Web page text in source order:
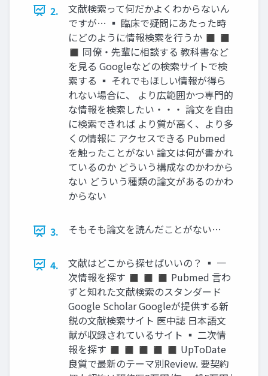
2.
文献検索って何だかよくわからないん
ですが… ▪ 臨床で疑問にあたった時
にどのように情報検索を行うか ◼ ◼
◼ 同僚・先輩に相談する 教科書など
を見る Googleなどの検索サイトで検
索する ▪ それでもほしい情報が得ら
れない場合に、 より広範囲かつ専門的
な情報を検索したい・・・ 論文を自由
に検索できれば より質が高く、より多
くの情報に アクセスできる Pubmed
を触ったことがない 論文は何が書かれ
ているのか どういう構成なのかわから
ない どういう種類の論文があるのかわ
からない
3. そもそも論文を読んだことがない…
4.
文献はどこから探せばいいの？ ▪ 一
次情報を探す ◼ ◼ ◼ Pubmed 言わ
ずと知れた文献検索のスタンダード
Google Scholar Googleが提供する新
鋭の文献検索サイト 医中誌 日本語文
献が収録されているサイト ▪ 二次情
報を探す ◼ ◼ ◼ ◼ ◼ UpToDate
良質で最新のテーマ別Review. 要契約